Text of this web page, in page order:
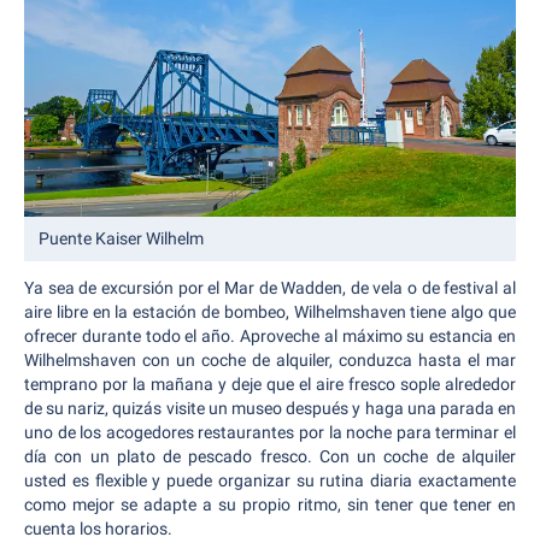
Puente Kaiser Wilhelm
Ya sea de excursión por el Mar de Wadden, de vela o de festival al
aire libre en la estación de bombeo, Wilhelmshaven tiene algo que
ofrecer durante todo el año. Aproveche al máximo su estancia en
Wilhelmshaven con un coche de alquiler, conduzca hasta el mar
temprano por la mañana y deje que el aire fresco sople alrededor
de su nariz, quizás visite un museo después y haga una parada en
uno de los acogedores restaurantes por la noche para terminar el
día con un plato de pescado fresco. Con un coche de alquiler
usted es flexible y puede organizar su rutina diaria exactamente
como mejor se adapte a su propio ritmo, sin tener que tener en
cuenta los horarios.